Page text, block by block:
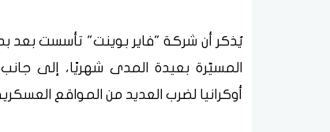
المسيّرة بعيدة المدى شهريًا، إلى
أوكرانيا لضرب العديد من المواقع